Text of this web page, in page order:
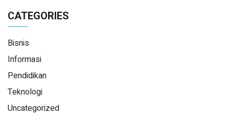
CATEGORIES
Bisnis
Informasi
Pendidikan
Teknologi
Uncategorized